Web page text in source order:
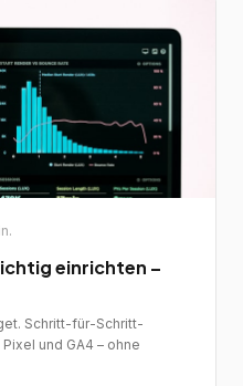
einrichten –
Schritt-für-Schritt-
und GA4 – ohne